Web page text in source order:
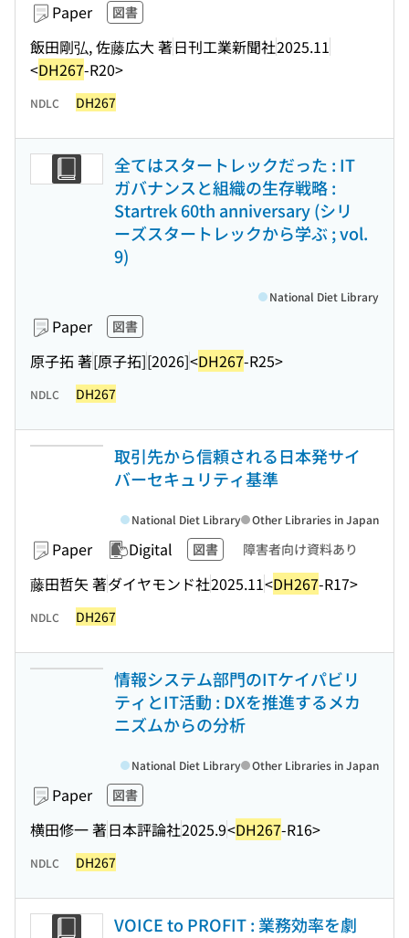
Paper 図書
飯田剛弘, 佐藤広大 著日刊工業新聞社2025.11
<DH267-R20>
NDLC DH267
全てはスタートレックだった : IT
ガバナンスと組織の生存戦略 :
Startrek 60th anniversary (シリ
ーズスタートレックから学ぶ ; vol.
9)
Paper 図書
原子拓 著[原子拓][2026]<DH267-R25>
National Diet Library
NDLC DH267
取引先から信頼される日本発サイ
バーセキュリティ基準
Paper Digital 図書 障害者向け資料あり
藤田哲矢 著ダイヤモンド社2025.11<DH267-R17>
National Diet Library Other Libraries in Japan
NDLC DH267
情報システム部門のITケイパビリ
ティとIT活動 : DXを推進するメカ
ニズムからの分析
Paper 図書
横田修一 著日本評論社2025.9<DH267-R16>
National Diet Library Other Libraries in Japan
NDLC DH267
VOICE to PROFIT : 業務効率を劇